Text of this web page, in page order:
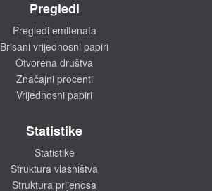
Pregledi
Pregledi emitenata
Brisani vrijednosni papiri
Otvorena društva
Značajni procenti
Vrijednosni papiri
Statistike
Statistike
Struktura vlasništva
Struktura prijenosa